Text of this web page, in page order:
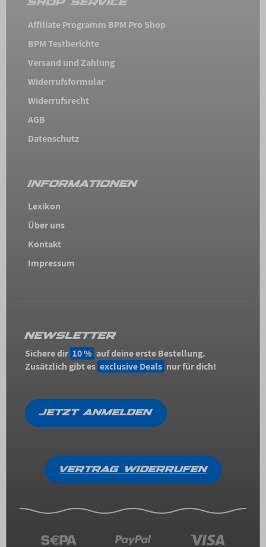
SHOP SERVICE
Affiliate Programm BPM Pro Shop
BPM Testberichte
Versand und Zahlung
Widerrufsformular
Widerrufsrecht
AGB
Datenschutz
INFORMATIONEN
Lexikon
Über uns
Kontakt
Impressum
NEWSLETTER
Sichere dir 10 % auf deine erste Bestellung.
Zusätzlich gibt es exclusive Deals nur für dich!
JETZT ANMELDEN
VERTRAG WIDERRUFEN